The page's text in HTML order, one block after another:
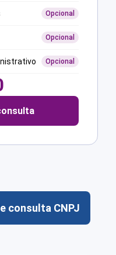
Opcional
Opcional
Opcional
consulta CNPJ